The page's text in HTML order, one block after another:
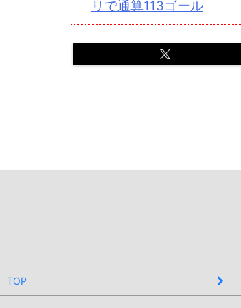
リで通算113ゴール
TOP